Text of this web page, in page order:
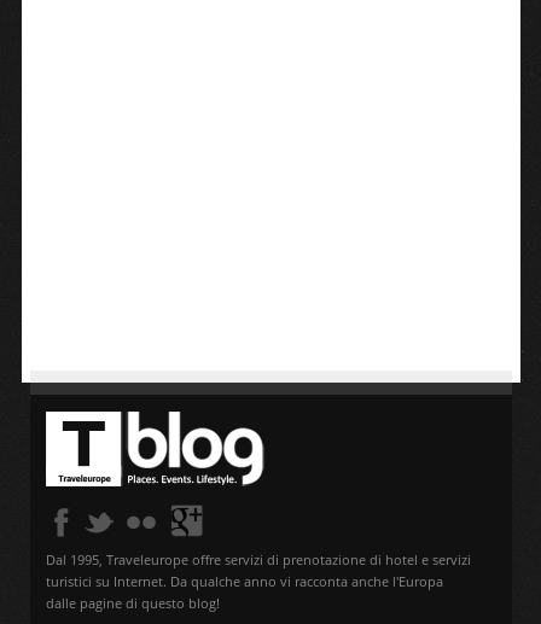
Dal 1995, Traveleurope offre servizi di prenotazione di hotel e servizi
turistici su Internet. Da qualche anno vi racconta anche l'Europa
dalle pagine di questo blog!